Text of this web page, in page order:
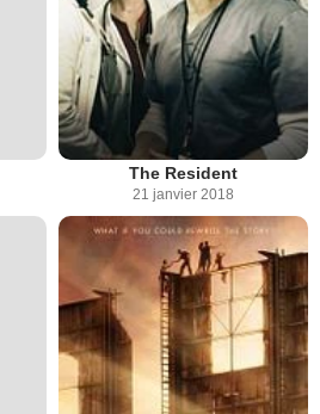
The Resident
21 janvier 2018